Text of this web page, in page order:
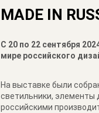
МАDE IN
С 20 по 22 сентября
мире российского
На выставке были
светильники, элементы
российскими